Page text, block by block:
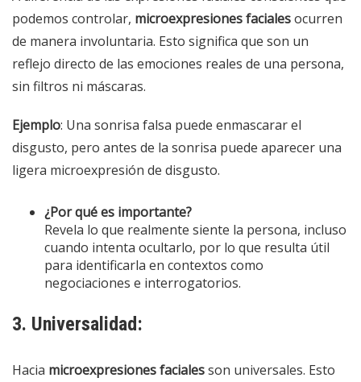
podemos controlar, microexpresiones facialesocurren
de manera involuntaria. Esto significa que son un
reflejo directo de las emociones reales de una persona,
sin filtros ni máscaras.
Ejemplo: Una sonrisa falsa puede enmascarar el
disgusto, pero antes de la sonrisa puede aparecer una
ligera microexpresión de disgusto.
¿Por qué es importante?
Revela lo que realmente siente la persona, incluso
cuando intenta ocultarlo, por lo que resulta útil
para identificarla en contextos como
negociaciones e interrogatorios.
3. Universalidad:
Hacia microexpresiones facialesson universales. Esto